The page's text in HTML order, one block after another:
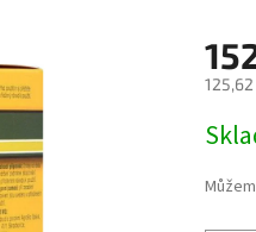
125,62
cena: